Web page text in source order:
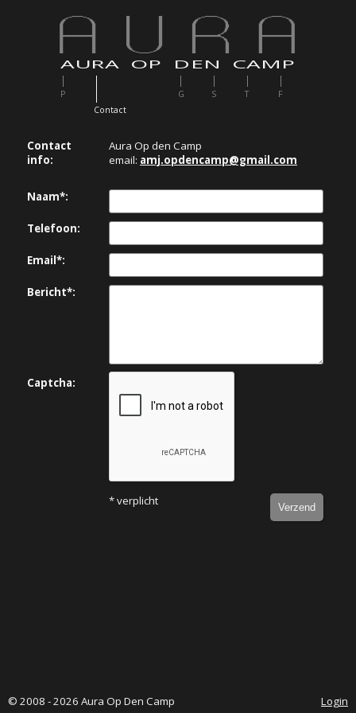
AURA OP DEN CAMP
P
Contact
G S T F
Contact
info:
Aura Op den Camp
email: amj.opdencamp@gmail.com
Naam*:
Telefoon:
Email*:
Bericht*:
Captcha:
* verplicht Verzend
© 2008 - 2026 Aura Op Den Camp Login